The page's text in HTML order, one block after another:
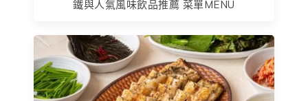
鐵與人氣風味飲品推薦 菜單MENU